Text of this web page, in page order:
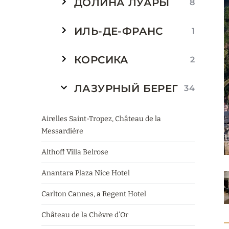
ДОЛИНА ЛУАРЫ 8
ИЛЬ-ДЕ-ФРАНС 1
КОРСИКА 2
ЛАЗУРНЫЙ БЕРЕГ 34
Airelles Saint-Tropez, Château de la
Messardière
Althoff Villa Belrose
Anantara Plaza Nice Hotel
Carlton Cannes, a Regent Hotel
Château de la Chèvre d’Or